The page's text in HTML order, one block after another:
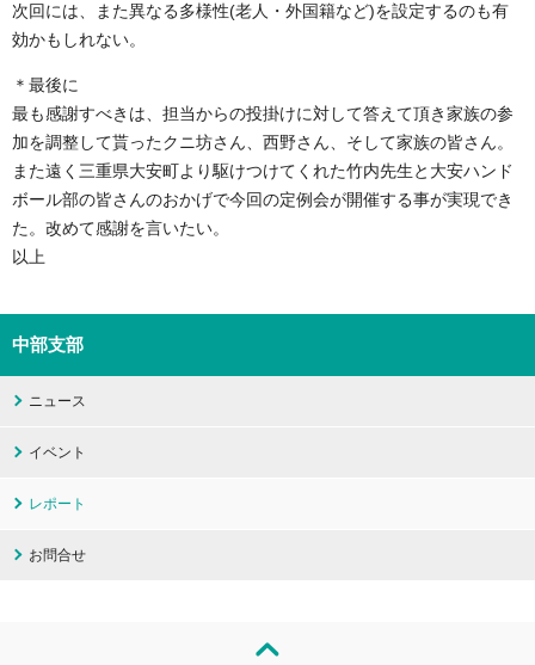
次回には、また異なる多様性(老人・外国籍など)を設定するのも有
効かもしれない。
＊最後に
最も感謝すべきは、担当からの投掛けに対して答えて頂き家族の参
加を調整して貰ったクニ坊さん、西野さん、そして家族の皆さん。
また遠く三重県大安町より駆けつけてくれた竹内先生と大安ハンド
ボール部の皆さんのおかげで今回の定例会が開催する事が実現でき
た。改めて感謝を言いたい。
以上
中部支部
ニュース
イベント
レポート
お問合せ